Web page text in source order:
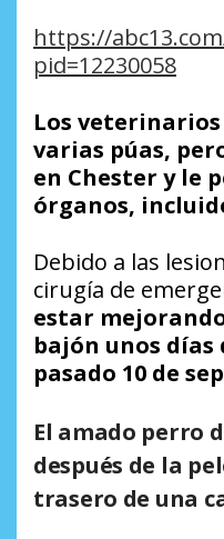
https://
pid=12230058
Los
varias púas,
en Chester y le
órganos,
Debido a las
cirugía de
estar
bajón unos días
pasado 10 de
El amado perro
después de la
trasero de una